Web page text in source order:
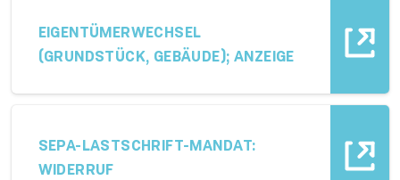
EIGENTÜMERWECHSEL
(GRUNDSTÜCK, GEBÄUDE); ANZEIGE
SEPA-LASTSCHRIFT-MANDAT:
WIDERRUF